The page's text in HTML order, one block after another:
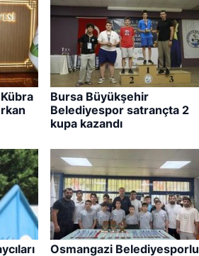
Bursa Büyükşehir
Belediyespor satrançta 2
kupa kazandı
Osmangazi Belediyesporlu